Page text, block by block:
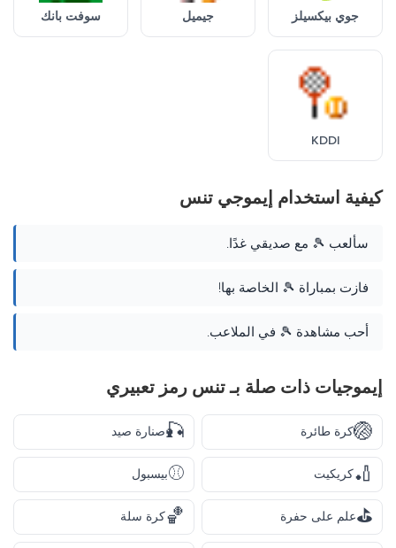
جوي بيكسيلز جيميل سوفت بانك
KDDI
كيفية استخدام إيموجي تنس
سألعب 🎾 مع صديقي غدًا.
فازت بمباراة 🎾 الخاصة بها!
أحب مشاهدة 🎾 في الملاعب.
إيموجيات ذات صلة بـ تنس رمز تعبيري
🏐كرة طائرة 🎣صنارة صيد
🏏كريكيت ⚾بيسبول
⛳علم على حفرة 🏀كرة سلة